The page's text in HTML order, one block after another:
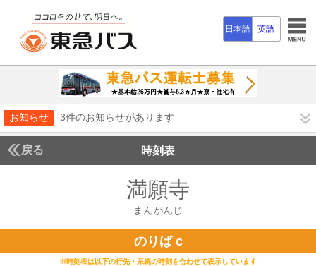
日本語 英語
お知らせ 3件のお知らせがあります
戻る 時刻表
満願寺
まんがんじ
のりば c
※時刻表は以下の行先・系統の時刻を合わせて表示しています